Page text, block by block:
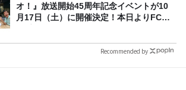
オ！』放送開始45周年記念イベントが10
月17日（土）に開催決定！本日よりFC先
Recommended by